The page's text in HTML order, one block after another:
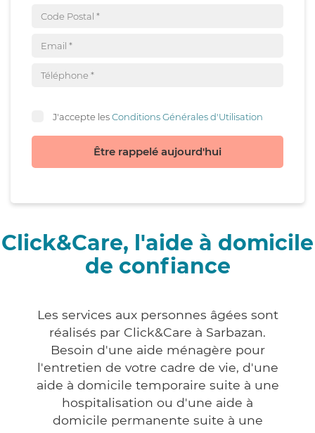
J'accepte lesConditions Générales d'Utilisation
Être rappelé aujourd'hui
Click&Care, l'aide à domicile
de confiance
Les services aux personnes âgées sont
réalisés par Click&Care à Sarbazan.
Besoin d'une aide ménagère pour
l'entretien de votre cadre de vie, d'une
aide à domicile temporaire suite à une
hospitalisation ou d'une aide à
domicile permanente suite à une